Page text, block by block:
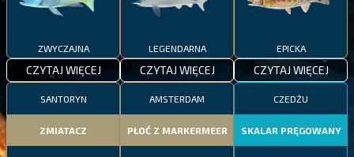
ZWYCZAJNA
CZYTAJ WIĘCEJ
LEGENDARNA
CZYTAJ WIĘCEJ
EPICKA
CZYTAJ WIĘCEJ
SANTORYN
ZMIATACZ
AMSTERDAM
PŁOĆ Z MARKERMEER
CZEDŻU
SKALAR PRĘGOWANY